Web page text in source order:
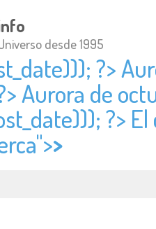
desde 1995
?>
Aurora de
?>
>